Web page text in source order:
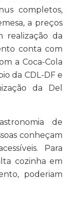
completos,
a preços
realização da
conta com
a Coca-Cola
da CDL-DF e
da Del
de
conheçam
Para
cozinha em
poderiam